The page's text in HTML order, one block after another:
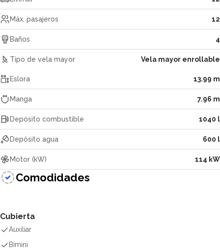
Máx. pasajeros 12
Baños 4
Tipo de vela mayor Vela mayor enrollable
Eslora 13.99 m
Manga 7.96 m
Depósito combustible 1040 l
Depósito agua 600 l
Motor (kW) 114 kW
Comodidades
Cubierta
Auxiliar
Bimini